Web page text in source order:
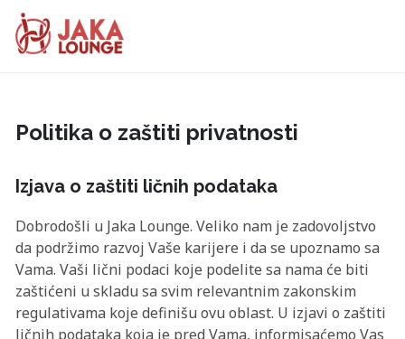
content
Politika o zaštiti privatnosti
Izjava o zaštiti ličnih podataka
Dobrodošli u Jaka Lounge. Veliko nam je zadovoljstvo
da podržimo razvoj Vaše karijere i da se upoznamo sa
Vama. Vaši lični podaci koje podelite sa nama će biti
zaštićeni u skladu sa svim relevantnim zakonskim
regulativama koje definišu ovu oblast. U izjavi o zaštiti
ličnih podataka koja je pred Vama, informisaćemo Vas